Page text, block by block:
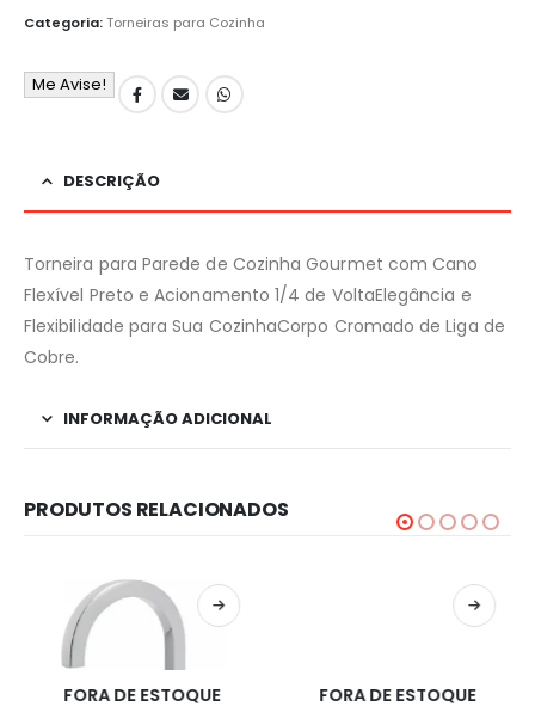
Categoria:Torneiras para Cozinha
Me Avise!
DESCRIÇÃO
Torneira para Parede de Cozinha Gourmet com Cano
Flexível Preto e Acionamento 1/4 de VoltaElegância e
Flexibilidade para Sua CozinhaCorpo Cromado de Liga de
Cobre.
INFORMAÇÃO ADICIONAL
PRODUTOS RELACIONADOS
FORA DE ESTOQUE FORA DE ESTOQUE